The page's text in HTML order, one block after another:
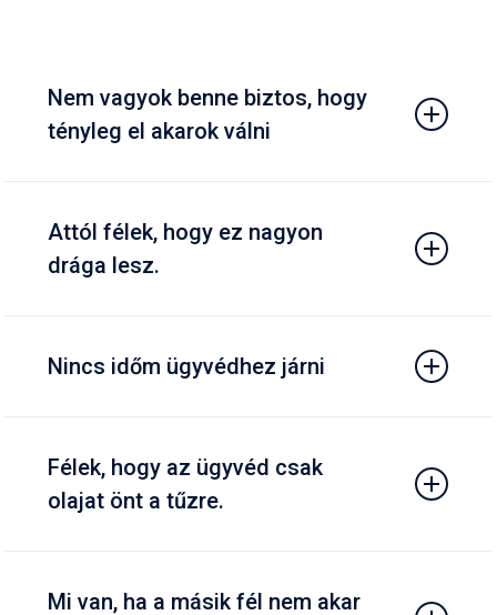
Nem vagyok benne biztos, hogy
tényleg el akarok válni
hozhass.
Attól félek, hogy ez nagyon
drága lesz.
átlátható, korrekt díjazással dolgozunk – pontosan tudni
fogod, mire számíthatsz, rejtett költségek nélkül.
Nincs időm ügyvédhez járni
Félek, hogy az ügyvéd csak
olajat önt a tűzre.
Mi van, ha a másik fél nem akar